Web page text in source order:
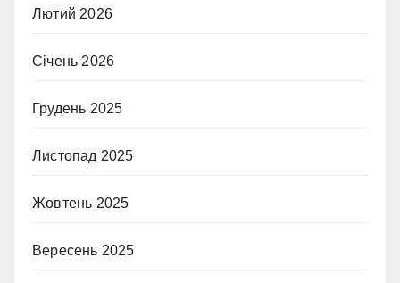
Лютий 2026
Січень 2026
Грудень 2025
Листопад 2025
Жовтень 2025
Вересень 2025